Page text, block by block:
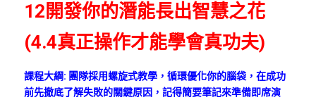
12開發你的潛能長出智慧之花
(4.4真正操作才能學會真功夫)
課程大綱: 團隊採用螺旋式教學，循環優化你的腦袋，在成功
前先撤底了解失敗的關鍵原因，記得簡要筆記來準備即席演